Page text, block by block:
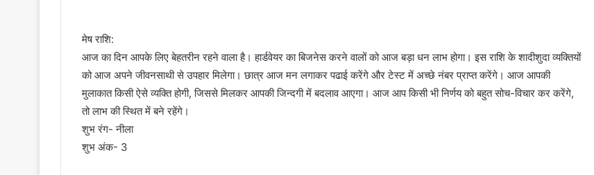
मेष राशि:
आज का दिन आपके लिए बेहतरीन रहने वाला है। हार्डवेयर का बिजनेस करने वालों को आज बड़ा धन लाभ होगा। इस राशि के शादीशुदा व्यक्तियों
को आज अपने जीवनसाथी से उपहार मिलेगा। छात्र आज मन लगाकर पढाई करेंगे और टेस्ट में अच्छे नंबर प्राप्त करेंगे। आज आपकी
मुलाकात किसी ऐसे व्यक्ति होगी, जिससे मिलकर आपकी जिन्दगी में बदलाव आएगा। आज आप किसी भी निर्णय को बहुत सोच-विचार कर करेंगे,
तो लाभ की स्थित में बने रहेंगे।
शुभ रंग- नीला
शुभ अंक- 3